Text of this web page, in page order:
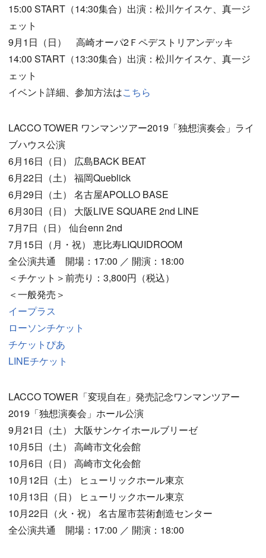
15:00 START（14:30集合）出演：松川ケイスケ、真一ジ
ェット
9月1日（日） 高崎オーパ2Ｆペデストリアンデッキ
14:00 START（13:30集合）出演：松川ケイスケ、真一ジ
ェット
イベント詳細、参加方法はこちら
LACCO TOWER ワンマンツアー2019「独想演奏会」ライ
ブハウス公演
6月16日（日） 広島BACK BEAT
6月22日（土） 福岡Queblick
6月29日（土） 名古屋APOLLO BASE
6月30日（日） 大阪LIVE SQUARE 2nd LINE
7月7日（日） 仙台enn 2nd
7月15日（月・祝） 恵比寿LIQUIDROOM
全公演共通 開場：17:00 ／ 開演：18:00
＜チケット＞前売り：3,800円（税込）
＜一般発売＞
イープラス
ローソンチケット
チケットぴあ
LINEチケット
LACCO TOWER「変現自在」発売記念ワンマンツアー
2019「独想演奏会」ホール公演
9月21日（土） 大阪サンケイホールブリーゼ
10月5日（土） 高崎市文化会館
10月6日（日） 高崎市文化会館
10月12日（土） ヒューリックホール東京
10月13日（日） ヒューリックホール東京
10月22日（火・祝） 名古屋市芸術創造センター
全公演共通 開場：17:00 ／ 開演：18:00